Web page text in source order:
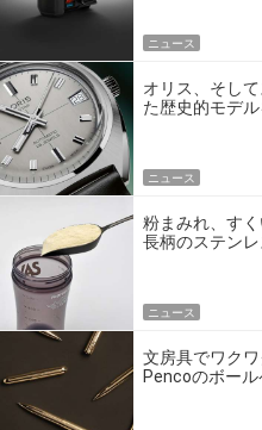
ニュース
オリス、そし
た歴史的モデ
ニュース
粉まみれ、す
長柄のステン
ニュース
文房具でワクワ
Pencoのボー